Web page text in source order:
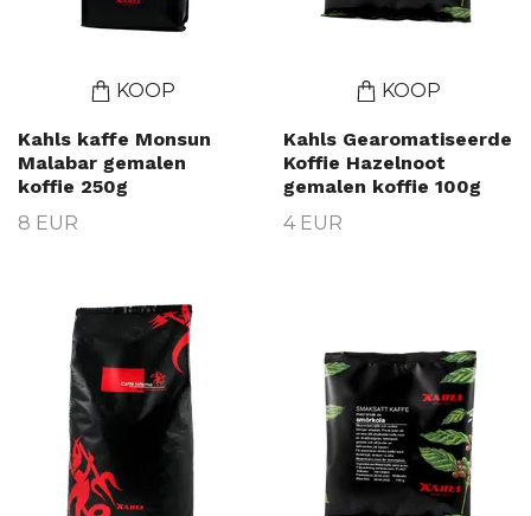
KOOP
Kahls kaffe Monsun
Malabar gemalen
koffie 250g
8 EUR
KOOP
Kahls Gearomatiseerde
Koffie Hazelnoot
gemalen koffie 100g
4 EUR